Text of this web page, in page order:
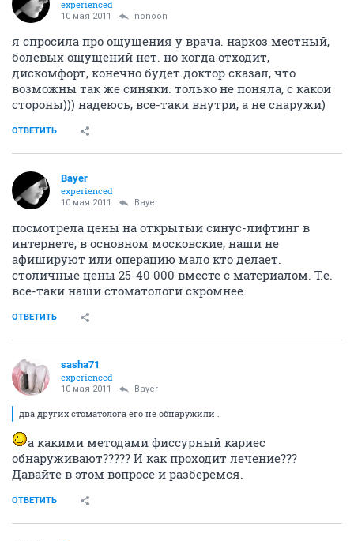
experienced
10 мая 2011 nonoon
я спросила про ощущения у врача. наркоз местный,
болевых ощущений нет. но когда отходит,
дискомфорт, конечно будет.доктор сказал, что
возможны так же синяки. только не поняла, с какой
стороны))) надеюсь, все-таки внутри, а не снаружи)
ОТВЕТИТЬ
Bayer
experienced
10 мая 2011 Bayer
посмотрела цены на открытый синус-лифтинг в
интернете, в основном московские, наши не
афишируют или операцию мало кто делает.
столичные цены 25-40 000 вместе с материалом. Т.е.
все-таки наши стоматологи скромнее.
ОТВЕТИТЬ
sasha71
experienced
10 мая 2011 Bayer
два других стоматолога его не обнаружили .
а какими методами фиссурный кариес
обнаруживают????? И как проходит лечение???
Давайте в этом вопросе и разберемся.
ОТВЕТИТЬ